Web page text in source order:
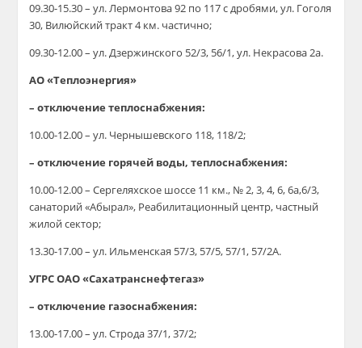
09.30-15.30 – ул. Лермонтова 92 по 117 с дробями, ул. Гоголя
30, Вилюйский тракт 4 км. частично;
09.30-12.00 – ул. Дзержинского 52/3, 56/1, ул. Некрасова 2а.
АО «Теплоэнергия»
– отключение теплоснабжения:
10.00-12.00 – ул. Чернышевского 118, 118/2;
– отключение горячей воды, теплоснабжения:
10.00-12.00 – Сергеляхское шоссе 11 км., № 2, 3, 4, 6, 6а,6/3,
санаторий «Абырал», Реабилитационный центр, частный
жилой сектор;
13.30-17.00 – ул. Ильменская 57/3, 57/5, 57/1, 57/2А.
УГРС ОАО «Сахатранснефтегаз»
– отключение газоснабжения:
13.00-17.00 – ул. Строда 37/1, 37/2;